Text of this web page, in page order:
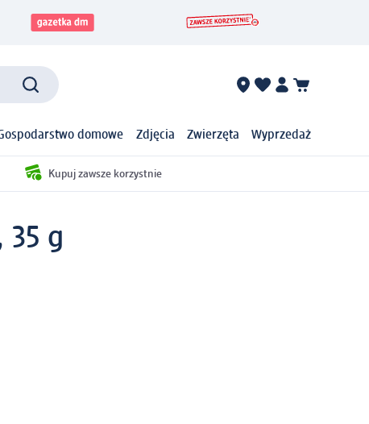
domowe Zdjęcia Zwierzęta Wyprzedaż
Kupuj zawsze korzystnie
35 g